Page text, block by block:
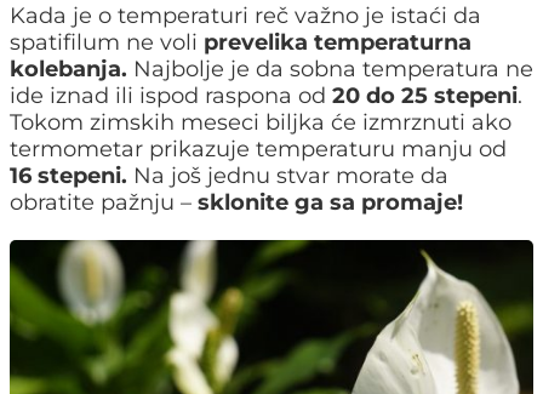
Kada je o temperaturi reč važno je istaći da
spatifilum ne voli prevelika temperaturna
kolebanja. Najbolje je da sobna temperatura ne
ide iznad ili ispod raspona od 20 do 25 stepeni.
Tokom zimskih meseci biljka će izmrznuti ako
termometar prikazuje temperaturu manju od
16 stepeni. Na još jednu stvar morate da
obratite pažnju – sklonite ga sa promaje!